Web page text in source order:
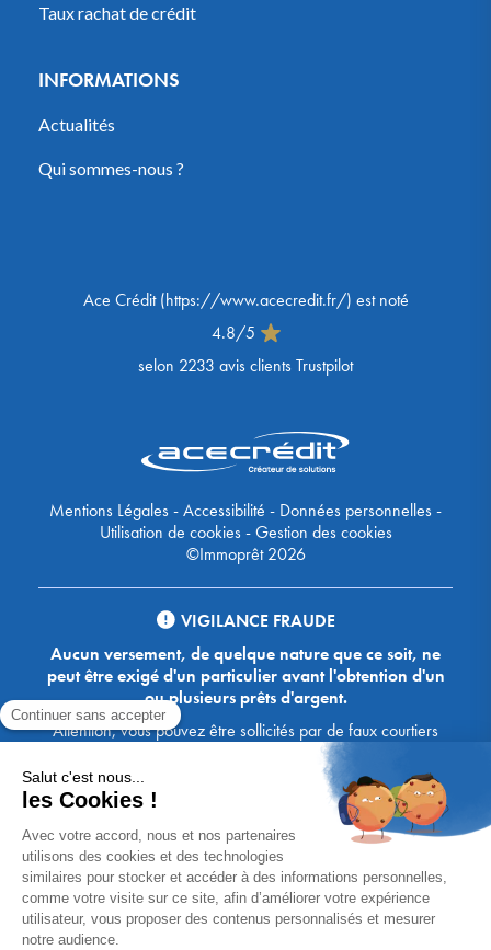
Taux rachat de crédit
INFORMATIONS
Actualités
Qui sommes-nous ?
Ace Crédit(https://www.acecredit.fr/) est noté
4.8/5
selon 2233 avis clients Trustpilot
Mentions Légales-Accessibilité - Données personnelles-
Utilisation de cookies-Gestion des cookies
©Immoprêt 2026
VIGILANCE FRAUDE
Aucun versement, de quelque nature que ce soit, ne
peut être exigé d'un particulier avant l'obtention d'un
ou plusieurs prêts d'argent.
Attention, vous pouvez être sollicités par de faux courtiers
Ace Crédit / Immoprêt, qui vous proposent de bénéficier de
crédits, en vous demandant de transmettre des documents,
des fonds, des coordonnées bancaires, etc. Soyez vigilants :
Immoprêt ne demande jamais à ses clients de virer sur ses
comptes des sommes prêtées par les banques, à l'exception
des honoraires des agences. Les courtiers Ace Crédit /
Immoprêt vous écrivent toujours d'une adresse mail
xxxx@acecredit.fr ou xxxx@immopret.fr.
* Taux fixe national hors assurance, pouvant varier selon votre région et